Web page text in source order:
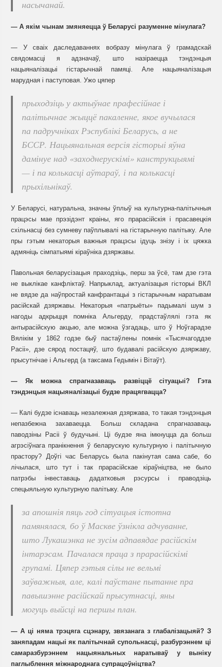
насычанай.
— А якім чынам змяняецца ў Беларусі разуменне мінулага?
— У сваіх даследаваннях вобразу мінулага ў грамадскай
свядомасці я адзначаў, што назіраецца тэндэнцыя
нацыяналізацыі гістарычнай памяці. Але нацыяналізацыя
марудная і паступовая. Ужо цяпер
прыходзіць у актыўнае прафесійнае і
палітычнае жыццё пакаленне, якое вучылася
па падручніках Рэспублікі Беларусь, а не
БССР. Нацыянальная версія гісторыі яўна
дамінуе над «заходнерускімі» канструкцыямі
— і па колькасці аўтараў, і па колькасці
прыхільнікаў.
У Беларусі, натуральна, значны ўплыў на культурна-палітычныя
працэсы мае прэзідэнт краіны, яго прарасійскія і прасавецкія
схільнасці без сумневу паўплывалі на гістарычную палітыку. Але
пры гэтым некаторыя важныя працэсы ідуць знізу і іх цяжка
адмяніць сімпатыямі кіраўніка дзяржавы.
Павольная беларусізацыя праходзіць, перш за ўсё, там дзе гэта
не выклікае канфліктаў. Напрыклад, актуалізацыя гісторыі ВКЛ
не вядзе да наўпростай канфрантацыі з гістарычным наратывам
расійскай дзяржавы. Некаторыя «патрыёты» падымалі шум з
нагоды адкрыцця помніка Альгерду, прадстаўлялі гэта як
антырасійскую акцыю, але можна ўзгадаць, што ў Ноўгарадзе
Вялікім у 1862 годзе быў пастаўлены помнік «Тысячагоддзе
Расіі», дзе сярод постацяў, што будавалі расійскую дзяржаву,
прысутнічае і Альгерд (а таксама Гедымін і Вітаўт).
— Як можна спрагназаваць развіццё сітуацыі? Гэта
тэндэнцыя нацыяналізацыі будзе працягвацца?
— Калі будзе існаваць незалежная дзяржава, то такая тэндэнцыя
непазбежна захаваецца. Больш складана спрагназаваць
паводзіны Расіі ў будучыні. Ці будзе яна імкнуцца да больш
агрэсіўнага пранікнення ў беларускую культурную і палітычную
прастору? Доўгі час Беларусь была пакінутая сама сабе, бо
лічылася, што тут і так прарасійскае кіраўніцтва, не было
патрэбы інвеставаць дадатковыя рэсурсы і праводзіць
спецыяльную культурную палітыку. Але
за апошнія пяць год сітуацыя істотна
памянялася, бо ў Маскве ўзнікла адчуванне,
што Лукашэнка не зусім адпавядае расійскім
інтарэсам. Пачалася праца з прарасійскімі
групамі. Цяпер гэтыя сілы не вельмі
заўважныя, але, калі паўстане пытанне пра
павышэнне расійскай прысутнасці, яны
могуць выйсці на першы план.
— А ці няма трэцяга сцэнару, звязанага з глабалізацыяй? З
заняпадам нацыі як палітычнай супольнасці, разбурэннем ці
самаразбурэннем нацыянальных наратываў у выніку
паглыблення міжнароднага супрацоўніцтва?